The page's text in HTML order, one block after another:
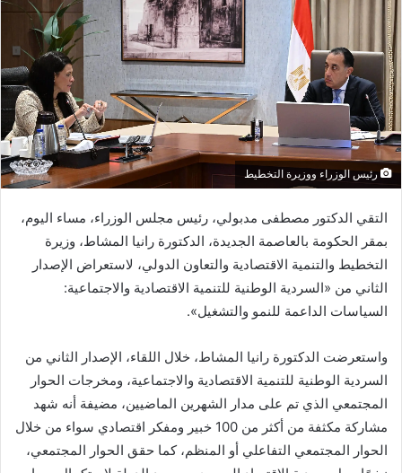
رئيس الوزراء ووزيرة التخطيط
التقي الدكتور مصطفى مدبولي، رئيس مجلس الوزراء، مساء اليوم،
بمقر الحكومة بالعاصمة الجديدة، الدكتورة رانيا المشاط، وزيرة
التخطيط والتنمية الاقتصادية والتعاون الدولي، لاستعراض الإصدار
الثاني من «السردية الوطنية للتنمية الاقتصادية والاجتماعية:
السياسات الداعمة للنمو والتشغيل».
واستعرضت الدكتورة رانيا المشاط، خلال اللقاء، الإصدار الثاني من
السردية الوطنية للتنمية الاقتصادية والاجتماعية، ومخرجات الحوار
المجتمعي الذي تم على مدار الشهرين الماضيين، مضيفة أنه شهد
مشاركة مكثفة من أكثر من 100 خبير ومفكر اقتصادي سواء من خلال
الحوار المجتمعي التفاعلي أو المنظم، كما حقق الحوار المجتمعي،